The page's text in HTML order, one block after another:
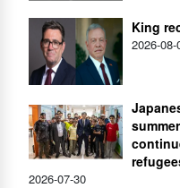
King
2026-08-
2026-07-30